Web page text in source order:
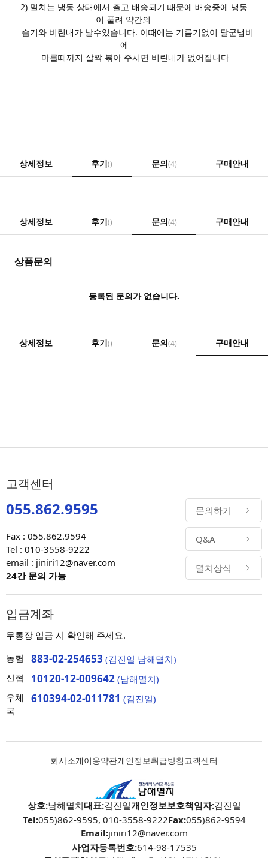
2) 멸치는 냉동 상태에서 출고 배송되기 때문에 배송중에 냉동
이 풀려 약간의
습기와 비린내가 날수있습니다. 이때에는 기름기없이 달군냄비
에
마를때까지 살짝 볶아 주시면 비린내가 없어집니다
상세정보 후기() 문의(4) 구매안내
상세정보 후기() 문의(4) 구매안내
상품문의
등록된 문의가 없습니다.
상세정보 후기() 문의(4) 구매안내
고객센터
055.862.9595
Fax : 055.862.9594
Tel : 010-3558-9222
email : jiniri12@naver.com
24간 문의 가능
문의하기
Q&A
멸치상식
입금계좌
무통장 입금 시 확인해 주세요.
농협
883-02-254653 (김진일 남해멸치)
신협
10120-12-009642 (남해멸치)
우체
국
610394-02-011781 (김진일)
회사소개이용약관개인정보취급방침 고객센터
상호:남해멸치대표:김진일개인정보보호책임자:김진일
Tel:055)862-9595, 010-3558-9222Fax:055)862-9594
Email:jiniri12@naver.com
사업자등록번호:614-98-17535